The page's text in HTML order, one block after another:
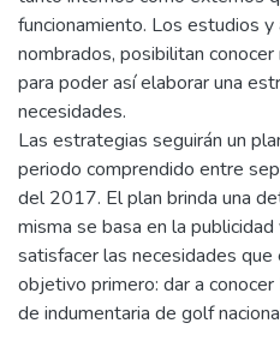
funcionamiento. Los estudios
nombrados, posibilitan
para poder así elaborar una
necesidades.
Las estrategias seguirán un
periodo comprendido entre
del 2017. El plan brinda una
misma se basa en la
satisfacer las necesidades
objetivo primero: dar a
de indumentaria de golf